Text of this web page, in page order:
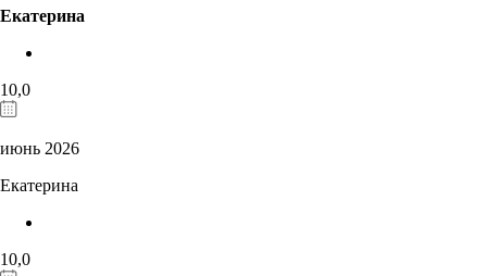
Екатерина
10,0
июнь 2026
Екатерина
10,0